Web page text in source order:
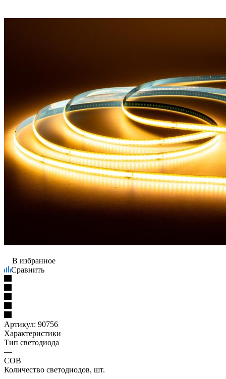
В избранное
Сравнить
Артикул: 90756
Характеристики
Тип светодиода
—
COB
Количество светодиодов, шт.